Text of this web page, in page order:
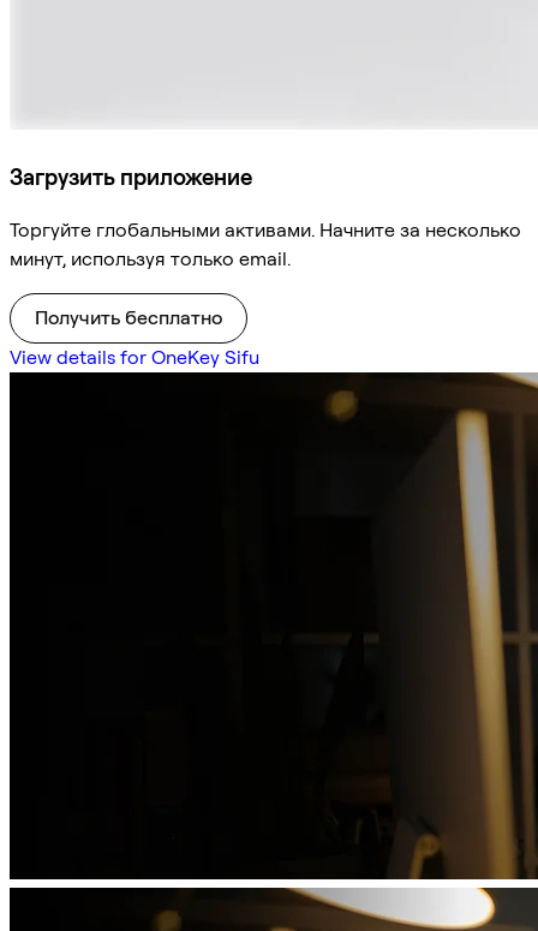
Загрузить приложение
Торгуйте глобальными активами. Начните за несколько
минут, используя только email.
Получить бесплатно
View details for OneKey Sifu